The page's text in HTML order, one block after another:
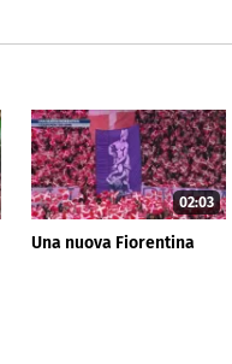
02:03
Una nuova Fiorentina